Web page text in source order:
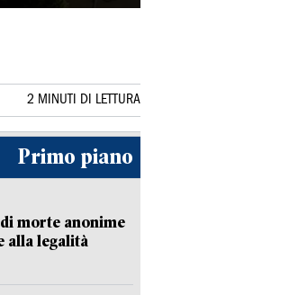
2 MINUTI DI LETTURA
Primo piano
morte anonime
alla legalità